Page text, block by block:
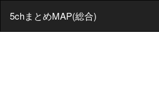
5chまとめMAP(総合)